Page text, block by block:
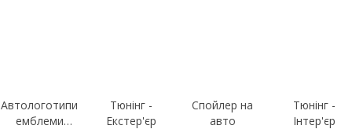
Автологотипи
емблеми
Тюнінг -
Екстер'єр
Спойлер на
авто
Тюнінг -
Інтер'єр